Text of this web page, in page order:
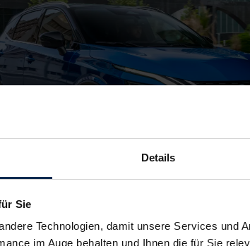
Details
Sie
Technologien, damit unsere Services und
im Auge behalten und Ihnen die für Sie